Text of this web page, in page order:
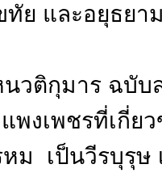
ย และอยุธยา
วติกุมาร ฉบั
พงเพชรที่เกี่
หม เป็นวีรบุรุ